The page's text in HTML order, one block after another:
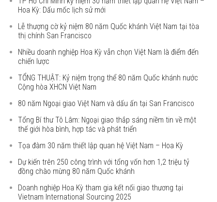
Hoa Kỳ: Dấu mốc lịch sử mới
Lễ thượng cờ kỷ niệm 80 năm Quốc khánh Việt Nam tại tòa
thị chính San Francisco
Nhiều doanh nghiệp Hoa Kỳ vẫn chọn Việt Nam là điểm đến
chiến lược
TỔNG THUẬT: Kỷ niệm trọng thể 80 năm Quốc khánh nước
Cộng hòa XHCN Việt Nam
80 năm Ngoại giao Việt Nam và dấu ấn tại San Francisco
Tổng Bí thư Tô Lâm: Ngoại giao thắp sáng niềm tin về một
thế giới hòa bình, hợp tác và phát triển
Tọa đàm 30 năm thiết lập quan hệ Việt Nam – Hoa Kỳ
Dự kiến trên 250 công trình với tổng vốn hơn 1,2 triệu tỷ
đồng chào mừng 80 năm Quốc khánh
Doanh nghiệp Hoa Kỳ tham gia kết nối giao thương tại
Vietnam International Sourcing 2025